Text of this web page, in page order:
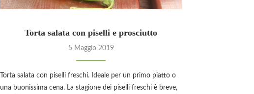
Torta salata con piselli e prosciutto
5 Maggio 2019
Torta salata con piselli freschi. Ideale per un primo piatto o
una buonissima cena. La stagione dei piselli freschi è breve,